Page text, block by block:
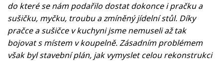
do které se nám podařilo dostat dokonce i pračku a
sušičku, myčku, troubu a zmíněný jídelní stůl. Díky
pračce a sušičce v kuchyni jsme nemuseli až tak
bojovat s místem v koupelně. Zásadním problémem
však byl stavební plán, jak vymyslet celou rekonstrukci